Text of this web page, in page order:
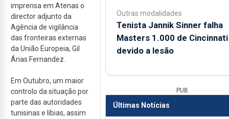
imprensa em Atenas o
director adjunto da
Agência de vigilância
das fronteiras externas
da União Europeia, Gil
Árias Fernandez.
Em Outubro, um maior
controlo da situação por
parte das autoridades
tunisinas e líbias, assim
Outras modalidades
Tenista Jannik Sinner falha
Masters 1.000 de Cincinnati
devido a lesão
PUB
Últimas Notícias